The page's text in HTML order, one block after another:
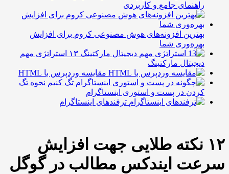
جامع و کاربردی
افزونه‌های هوش مصنوعی کروم برای افزایش
شما
۱۳ استراتژی مهم
مارکتینگ
مقایسه وردپرس با HTML
نحوه تگ
در پست و استوری اینستاگرام
ترفندهای اینستاگرام
نکته طلایی جهت افزایش
ایندکس مطالب در گوگل